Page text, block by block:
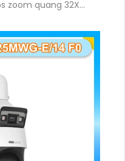
zoom quang 32X
lẫn đêm.